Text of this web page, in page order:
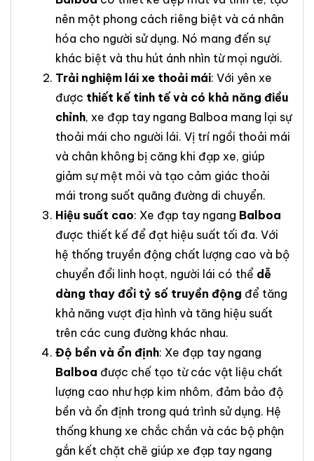
nên một phong cách riêng biệt và cá nhân
hóa cho người sử dụng. Nó mang đến sự
khác biệt và thu hút ánh nhìn từ mọi người.
Trải nghiệm lái xe thoải mái: Với yên xe
được thiết kế tinh tế và có khả năng điều
chỉnh, xe đạp tay ngang Balboa mang lại sự
thoải mái cho người lái. Vị trí ngồi thoải mái
và chân không bị căng khi đạp xe, giúp
giảm sự mệt mỏi và tạo cảm giác thoải
mái trong suốt quãng đường di chuyển.
Hiệu suất cao: Xe đạp tay ngang Balboa
được thiết kế để đạt hiệu suất tối đa. Với
hệ thống truyền động chất lượng cao và bộ
chuyển đổi linh hoạt, người lái có thể dễ
dàng thay đổi tỷ số truyền động để tăng
khả năng vượt địa hình và tăng hiệu suất
trên các cung đường khác nhau.
Độ bền và ổn định: Xe đạp tay ngang
Balboa được chế tạo từ các vật liệu chất
lượng cao như hợp kim nhôm, đảm bảo độ
bền và ổn định trong quá trình sử dụng. Hệ
thống khung xe chắc chắn và các bộ phận
gắn kết chặt chẽ giúp xe đạp tay ngang